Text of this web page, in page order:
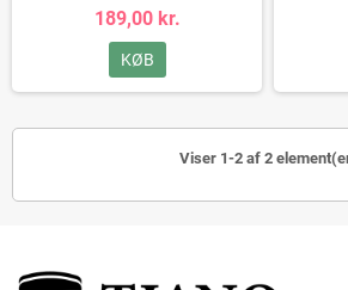
189,00 kr.
KØB
Viser 1-2 af 2